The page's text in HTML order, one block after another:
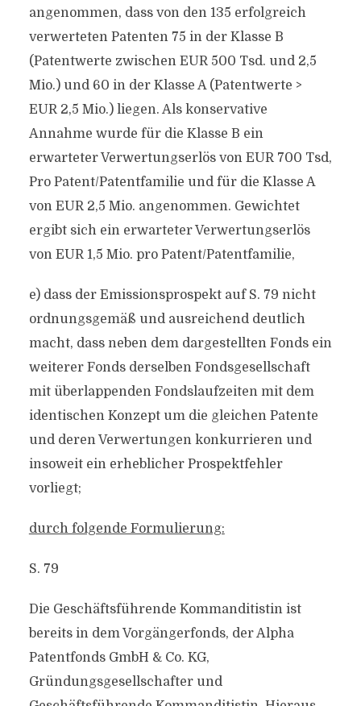
angenommen, dass von den 135 erfolgreich
verwerteten Patenten 75 in der Klasse B
(Patentwerte zwischen EUR 500 Tsd. und 2,5
Mio.) und 60 in der Klasse A (Patentwerte >
EUR 2,5 Mio.) liegen. Als konservative
Annahme wurde für die Klasse B ein
erwarteter Verwertungserlös von EUR 700 Tsd,
Pro Patent/Patentfamilie und für die Klasse A
von EUR 2,5 Mio. angenommen. Gewichtet
ergibt sich ein erwarteter Verwertungserlös
von EUR 1,5 Mio. pro Patent/Patentfamilie,
e) dass der Emissionsprospekt auf S. 79 nicht
ordnungsgemäß und ausreichend deutlich
macht, dass neben dem dargestellten Fonds ein
weiterer Fonds derselben Fondsgesellschaft
mit überlappenden Fondslaufzeiten mit dem
identischen Konzept um die gleichen Patente
und deren Verwertungen konkurrieren und
insoweit ein erheblicher Prospektfehler
vorliegt;
durch folgende Formulierung:
S. 79
Die Geschäftsführende Kommanditistin ist
bereits in dem Vorgängerfonds, der Alpha
Patentfonds GmbH & Co. KG,
Gründungsgesellschafter und